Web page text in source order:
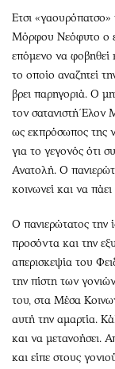
Real Estate
Επιχειρήσεις
Αγορές
Money Review
AstroBank
Trends
Ενέργεια
Ναυτιλία
Ελλάδα
Κόσμος
Παράξενα
Σινεμά
Θέατρο-Χορός
Μουσική
Eτσι
Μόρφου Νεόφυτο ο
επόμενο να φοβηθεί
το οποίο αναζητεί
βρει παρηγοριά. Ο
τον σατανιστή Έλον
ως εκπρόσωπος της
για το γεγονός ότι
Ανατολή. Ο
κοινωνεί και να
Ο πανιερώτατος την
προσόντα και την
απερισκεψία του
την πίστη των
του, στα Μέσα
αυτή την αμαρτία.
και να μετανοήσει.
και είπε στους